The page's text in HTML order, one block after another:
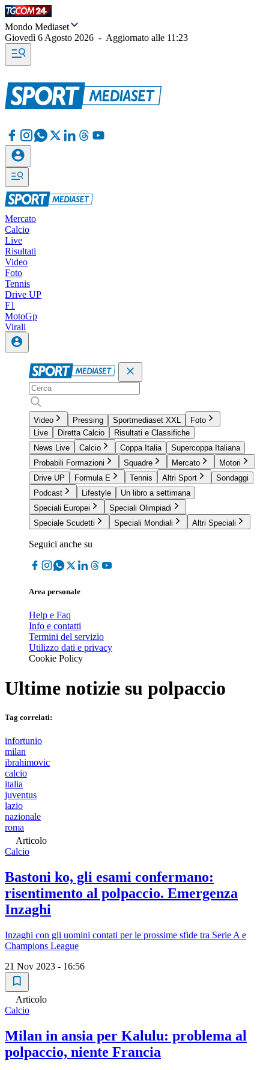
Mondo Mediaset
Giovedì 6 Agosto 2026 - Aggiornato alle 11:23
Mercato
Calcio
Live
Risultati
Video
Foto
Tennis
Drive UP
F1
MotoGp
Virali
Video Pressing Sportmediaset XXL
Foto
Live
Diretta Calcio
Risultati e Classifiche
News Live
Calcio Coppa Italia
Supercoppa Italiana
Probabili Formazioni
Squadre Mercato
Motori
Drive UP
Formula E Tennis Altri Sport
Sondaggi
Podcast
Lifestyle
Un libro a settimana
Speciali Europei
Speciali Olimpiadi
Speciale Scudetti
Speciali Mondiali Altri Speciali
Seguici anche su
Area personale
Help e Faq
Info e contatti
Termini del servizio
Utilizzo dati e privacy
Cookie Policy
Ultime notizie su polpaccio
Tag correlati:
infortunio
milan
ibrahimovic
calcio
italia
juventus
lazio
nazionale
roma
Articolo
Calcio
Bastoni ko, gli esami confermano:
risentimento al polpaccio. Emergenza
Inzaghi
Inzaghi con gli uomini contati per le prossime sfide tra Serie A e
Champions League
21 Nov 2023 - 16:56
Articolo
Calcio
Milan in ansia per Kalulu: problema al
polpaccio, niente Francia